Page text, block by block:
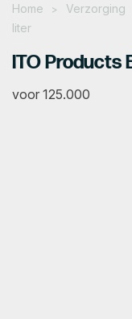
Home > Verzorging
liter
ITO Products
voor 125.000